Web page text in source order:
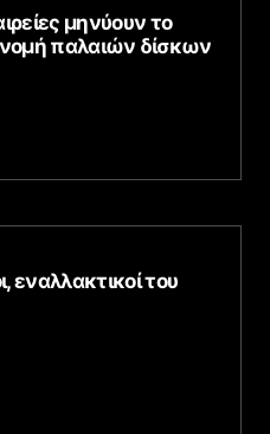
μηνύουν το
παλαιών δίσκων
εναλλακτικοί του